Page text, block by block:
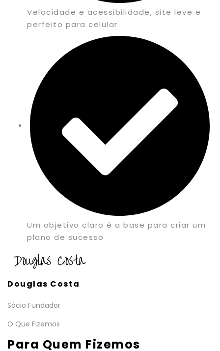
Velocidade e acessibilidade, site leve e
perfeito para celular
Um objetivo claro é a base para criar um
plano de sucesso
Douglas Costa
Sócio Fundador
O Que Fizemos
Para Quem Fizemos